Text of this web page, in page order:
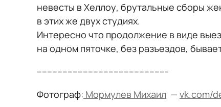
невесты в Хеллоу, брутальные сборы
в этих же двух студиях.
Интересно что продолжение в виде
на одном пяточке, без разъездов,
---------------------------------------------------
Фотограф: Мормулев Михаил — vk.com/